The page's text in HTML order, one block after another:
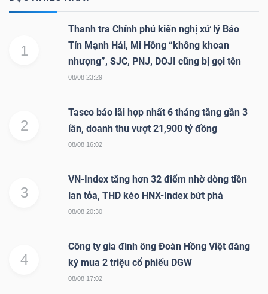
1
Thanh tra Chính phủ kiến nghị xử lý Bảo
Tín Mạnh Hải, Mi Hồng “không khoan
nhượng”, SJC, PNJ, DOJI cũng bị gọi tên
08/08 23:29
2
Tasco báo lãi hợp nhất 6 tháng tăng gần 3
lần, doanh thu vượt 21,900 tỷ đồng
08/08 16:02
3
VN-Index tăng hơn 32 điểm nhờ dòng tiền
lan tỏa, THD kéo HNX-Index bứt phá
08/08 20:30
4
Công ty gia đình ông Đoàn Hồng Việt đăng
ký mua 2 triệu cổ phiếu DGW
08/08 17:02